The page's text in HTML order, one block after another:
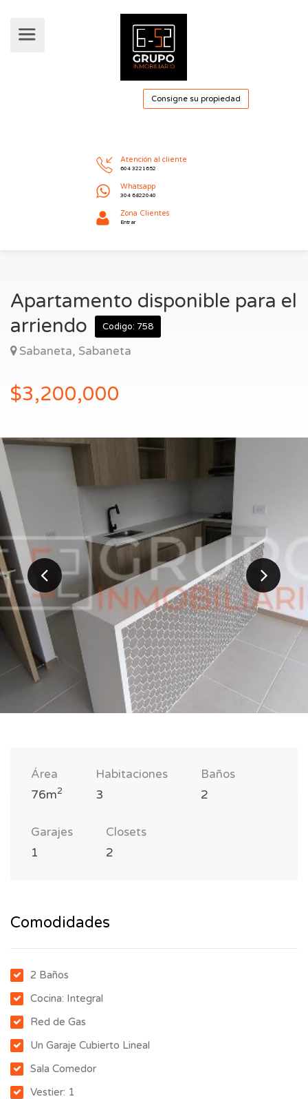
Zona Clientes
Apartamento disponible para el
arriendo
Codigo: 758
Sabaneta, Sabaneta
$3,200,000
Área
76m2
Habitaciones
3
Baños
2
Garajes
1
Closets
2
Comodidades
2 Baños
Cocina: Integral
Red de Gas
Un Garaje Cubierto Lineal
Sala Comedor
Vestier: 1